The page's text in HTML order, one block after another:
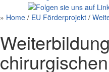
» Home / EU Förderprojekt /